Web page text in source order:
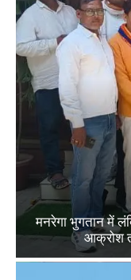
मनरेगा भुगतान में
आक्रोश